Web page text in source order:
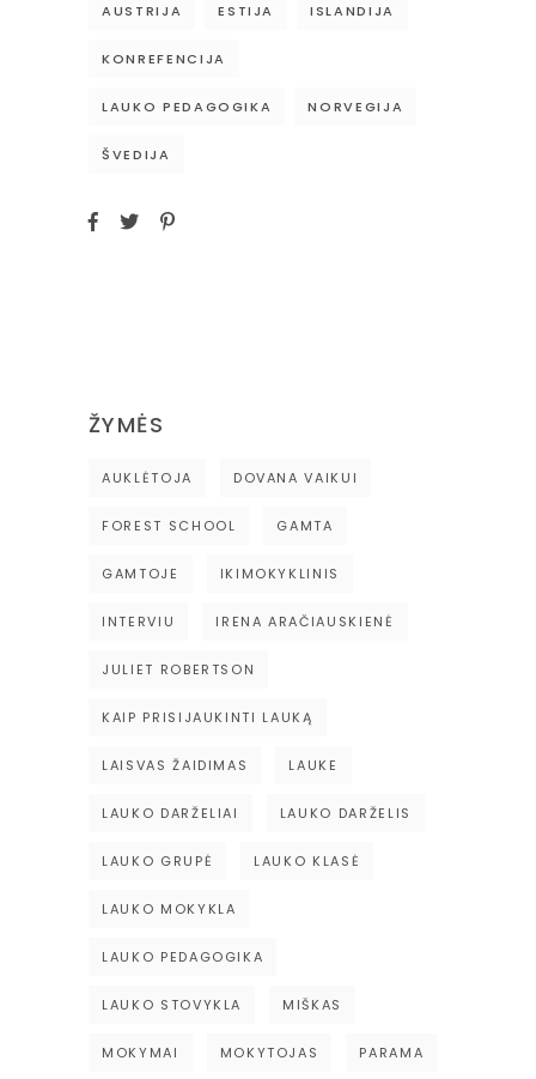
AUSTRIJA ESTIJA ISLANDIJA
KONREFENCIJA
LAUKO PEDAGOGIKA NORVEGIJA
ŠVEDIJA
ŽYMĖS
AUKLĖTOJA DOVANA VAIKUI
FOREST SCHOOL GAMTA
GAMTOJE IKIMOKYKLINIS
INTERVIU IRENA ARAČIAUSKIENĖ
JULIET ROBERTSON
KAIP PRISIJAUKINTI LAUKĄ
LAISVAS ŽAIDIMAS LAUKE
LAUKO DARŽELIAI LAUKO DARŽELIS
LAUKO GRUPĖ LAUKO KLASĖ
LAUKO MOKYKLA
LAUKO PEDAGOGIKA
LAUKO STOVYKLA MIŠKAS
MOKYMAI MOKYTOJAS PARAMA